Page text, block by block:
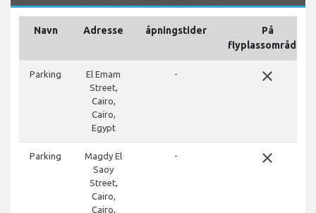
Navn Adresse åpningstider
På
flyplassområdet
Parking
El Emam
Street,
Cairo,
Cairo,
Egypt
- close
Parking
Magdy El
Saoy
Street,
Cairo,
Cairo,
- close